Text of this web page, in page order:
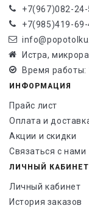
+7(967)082-
+7(985)419-69-
Истра,
Время работы:
ИНФОРМАЦИЯ
Прайс лист
Оплата и
Акции и скидки
Связаться с нами
ЛИЧНЫЙ КАБИНЕТ
Личный кабинет
История заказов